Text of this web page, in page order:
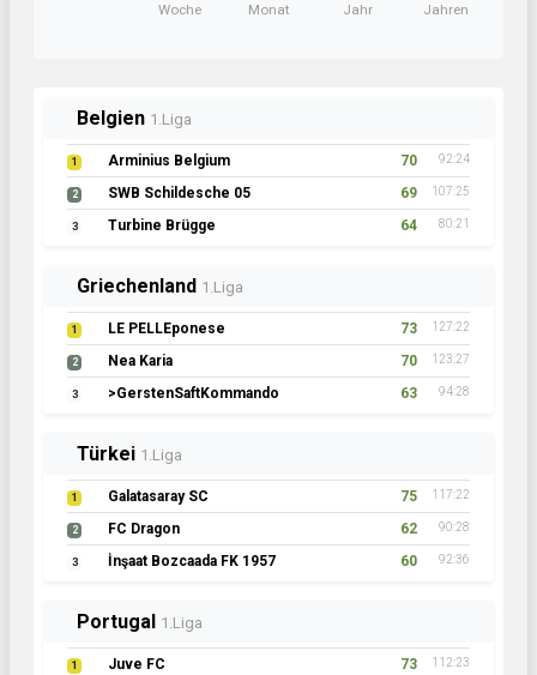
Woche
Monat
Jahr
Jahren
Belgien 1.Liga
1 Arminius Belgium 70 92:24
2 SWB Schildesche 05 69 107:25
3 Turbine Brügge 64 80:21
Griechenland 1.Liga
1 LE PELLEponese 73 127:22
2 Nea Karia 70 123:27
3 >GerstenSaftKommando 63 94:28
Türkei 1.Liga
1 Galatasaray SC 75 117:22
2 FC Dragon 62 90:28
3 İnşaat Bozcaada FK 1957 60 92:36
Portugal 1.Liga
1 Juve FC 73 112:23